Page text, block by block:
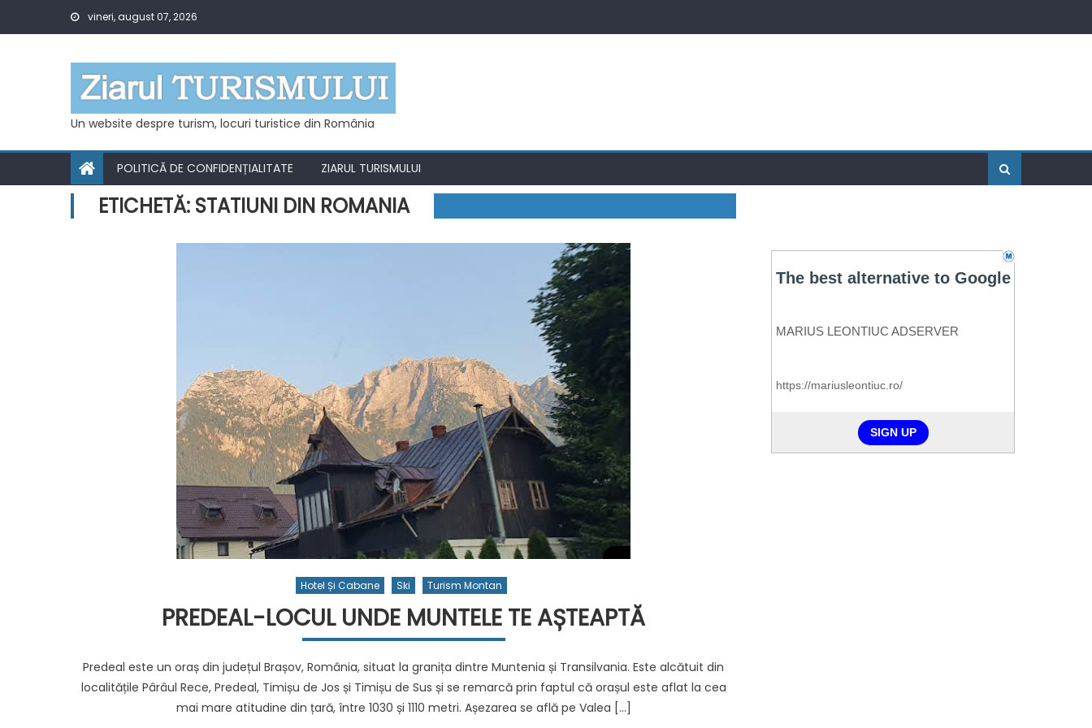
vineri, august 07, 2026
Un website despre turism, locuri turistice din România
POLITICĂ DE CONFIDENȚIALITATE ZIARUL TURISMULUI
ETICHETĂ: STATIUNI DIN ROMANIA
Hotel Și Cabane Ski Turism Montan
PREDEAL-LOCUL UNDE MUNTELE TE AȘTEAPTĂ
Predeal este un oraș din județul Brașov, România, situat la granița dintre Muntenia și Transilvania. Este alcătuit din
localitățile Pârâul Rece, Predeal, Timișu de Jos și Timișu de Sus și se remarcă prin faptul că orașul este aflat la cea
mai mare atitudine din țară, între 1030 și 1110 metri. Așezarea se află pe Valea […]